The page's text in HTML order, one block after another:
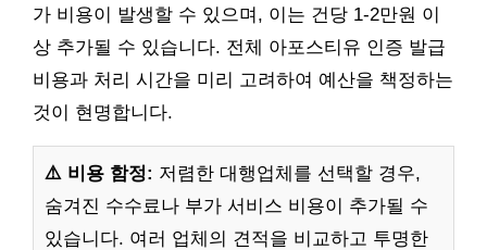
가 비용이 발생할 수 있으며, 이는 건당 1-2만원 이
상 추가될 수 있습니다. 전체 아포스티유 인증 발급
비용과 처리 시간을 미리 고려하여 예산을 책정하는
것이 현명합니다.
⚠️ 비용 함정: 저렴한 대행업체를 선택할 경우,
숨겨진 수수료나 부가 서비스 비용이 추가될 수
있습니다. 여러 업체의 견적을 비교하고 투명한